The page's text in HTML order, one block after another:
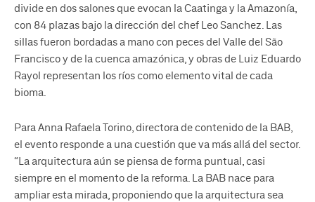
divide en dos salones que evocan la Caatinga y la Amazonía,
con 84 plazas bajo la dirección del chef Leo Sanchez. Las
sillas fueron bordadas a mano con peces del Valle del São
Francisco y de la cuenca amazónica, y obras de Luiz Eduardo
Rayol representan los ríos como elemento vital de cada
bioma.
Para Anna Rafaela Torino, directora de contenido de la BAB,
el evento responde a una cuestión que va más allá del sector.
“La arquitectura aún se piensa de forma puntual, casi
siempre en el momento de la reforma. La BAB nace para
ampliar esta mirada, proponiendo que la arquitectura sea